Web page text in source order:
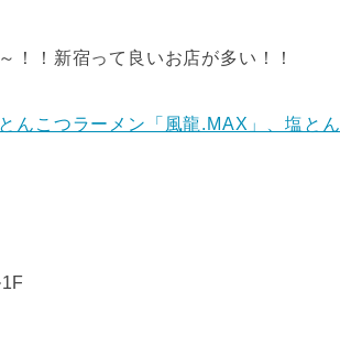
！！新宿って良いお店が多い！！
んこつラーメン「風龍.MAX」、塩とん